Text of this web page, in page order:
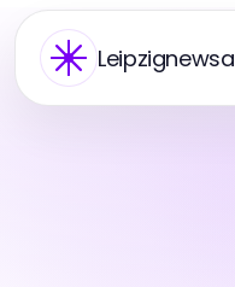
Leipzignewsa